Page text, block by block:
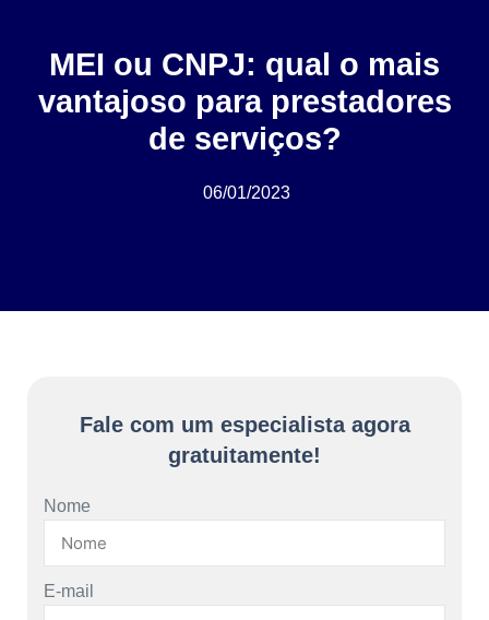
MEI ou CNPJ: qual o mais
vantajoso para prestadores
de serviços?
06/01/2023
Fale com um especialista agora
gratuitamente!
Nome
E-mail